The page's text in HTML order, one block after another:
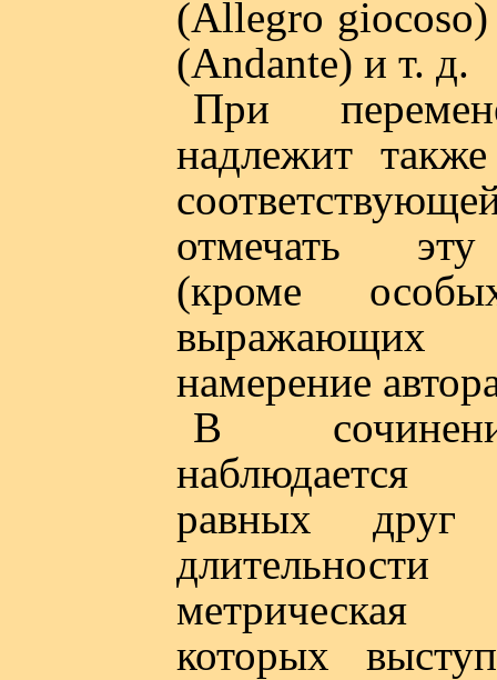
(Allegro
(Andante) и т. д.
При
надлежит
отмечать
(кроме
выражающих
намерение
В
наблюдается
равных
метрическая
которых